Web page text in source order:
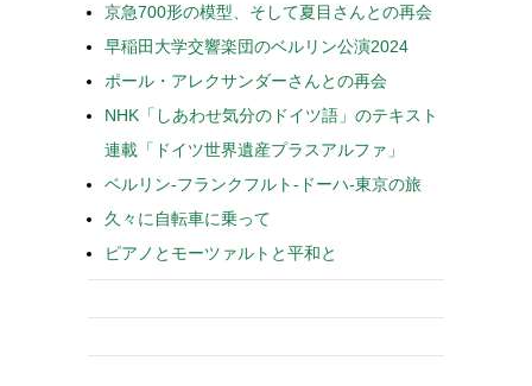
京急700形の模型、そして夏目さんとの再会
早稲田大学交響楽団のベルリン公演2024
ポール・アレクサンダーさんとの再会
NHK「しあわせ気分のドイツ語」のテキスト
連載「ドイツ世界遺産プラスアルファ」
ベルリン-フランクフルト-ドーハ-東京の旅
久々に自転車に乗って
ピアノとモーツァルトと平和と